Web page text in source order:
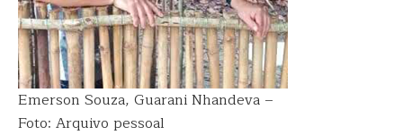
Emerson Souza, Guarani Nhandeva –
Foto: Arquivo pessoal